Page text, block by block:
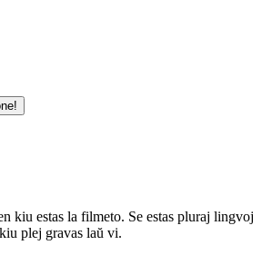
kiu estas la filmeto. Se estas pluraj lingvoj
plej gravas laŭ vi.